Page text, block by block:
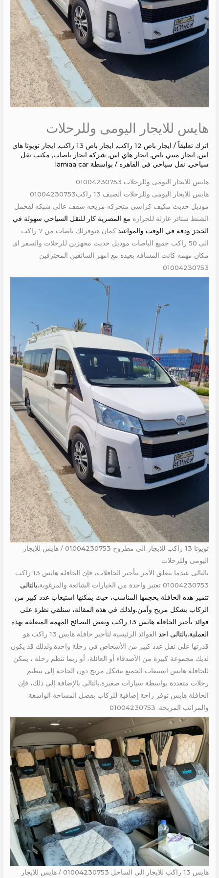
هايس للايجار اليومى وللرحلات
اترك تعليقاً / ايجار باص 12 راكب , ايجار باص 13 راكب , ايجار تويوتا هاي
اس, ايجار ميني باص, ايجار هاي اس, شركة ايجار باصات, مكتب نقل
سياحي, نقل سياحي في القاهره / بواسطة lamiaa car
هايس للايجار اليومى وللرحلات 01004230753
هايس للايجار اليومى وللرحلات الصيف 13 راكب01004230753
موديل حديث مكيف كراسي متحركه مريحه سقف عالى شبكه لفحمل
الشنط ستائر عازلة للحراره مع المصرية كار للنقل السياحي سهولة في
الحجز ودقه في الوقت والمواعيد
كمان هتوفرلك باصات من 7 راكب
الى 50 راكب جميع الباصات موديل حديث مجهزين للرحلات والسفر اى
مكان مهمه كانت المسافه بعيده مع امهر السائقين المحترفين
01004230753
تويوتا 13 راكب للايجار الى مطروح 01004230753 / هايس للايجار
اليومى وللرحلات
بالتالى عندما يتعلق الأمر بتأجير الحافلات، فإن الحافلة هايس 13 راكب
01004230753 تعتبر واحدة من الخيارات الشائعة والمرغوبة
.بالتالى
تتميز هذه الحافلة بحجمها المناسب، حيث يمكنها استيعاب عدد كبير من
الركاب بشكل مريح وآمن.ولذلك في هذه المقالة، سنلقي نظرة على
فوائد تأجير الحافلة هايس 13 راكب وبعض النصائح المهمة المتعلقة بهذه
العملية.بالتالى احد
الفوائد الرئيسية لتأجير حافلة هايس 13 راكب هو
قدرتها على نقل عدد كبير من الأشخاص في رحلة واحدة.ولذلك قد يكون
لديك مجموعة كبيرة من الأصدقاء أو العائلة، أو ربما تنظم رحلة ، يمكن
للحافلة هايس استيعاب الجميع بشكل مريح دون الحاجة إلى تنظيم
رحلات متعددة بواسطة سيارات صغيرة.بالتالى بالإضافة إلى ذلك، فإن
الحافلة هايس توفر راحة إضافية للركاب بفضل المساحة الواسعة
والمراتب المريحة. 01004230753
هايس 13 راكب للايجار الى الساحل 01004230753 / هايس للايجار